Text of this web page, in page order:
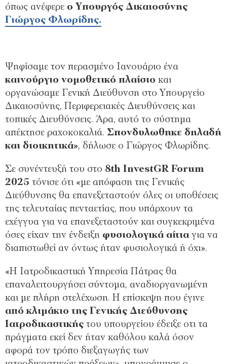
όπως ανέφερε ο Υπουργός Δικαιοσύνης
Γιώργος Φλωρίδης.
Ψηφίσαμε τον περασμένο Ιανουάριο ένα
καινούργιο νομοθετικό πλαίσιο και
οργανώσαμε Γενική Διεύθυνση στο Υπουργείο
Δικαιοσύνης, Περιφερειακές Διευθύνσεις και
τοπικές Διευθύνσεις. Άρα, αυτό το σύστημα
απέκτησε ραχοκοκαλιά. Σπονδυλωθηκε δηλαδή
και διοικητικά», δήλωσε ο Γιώργος Φλωρίδης.
Σε συνέντευξή του στο 8th InvestGR Forum
2025 τόνισε ότι «με απόφαση της Γενικής
Διεύθυνσης θα επανεξεταστούν όλες οι υποθέσεις
της τελευταίας πενταετίας, που υπάρχουν τα
εχέγγυα για να επανεξεταστούν και συγκεκριμένα
όσες είχαν την ένδειξη φυσιολογικά αίτια για να
διαπιστωθεί αν όντως ήταν φυσιολογικά ή όχι».
«Η Ιατροδικαστική Υπηρεσία Πάτρας θα
επαναλειτουργήσει σύντομα, αναδιοργανωμένη
και με πλήρη στελέχωση. Η επίσκεψη που έγινε
από κλιμάκιο της Γενικής Διεύθυνσης
Ιατροδικαστικής του υπουργείου έδειξε οτι τα
πράγματα εκεί δεν ήταν καθόλου καλά όσον
αφορά τον τρόπο διεξαγωγής των